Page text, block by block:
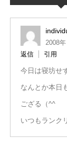
2008
返信
引用
今日は寝坊せ
なんとか本日
ござる（^^
いつもランク